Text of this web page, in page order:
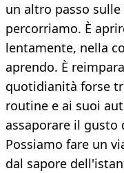
un altro passo
percorriamo. È
lentamente, nella
aprendo. È
quotidianità forse
routine e ai suoi
assaporare il gusto
Possiamo fare un
dal sapore